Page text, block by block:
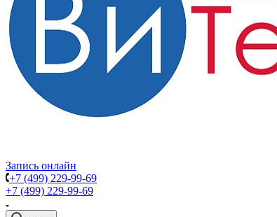
Запись онлайн
+7 (499) 229-99-69
+7 (499) 229-99-69